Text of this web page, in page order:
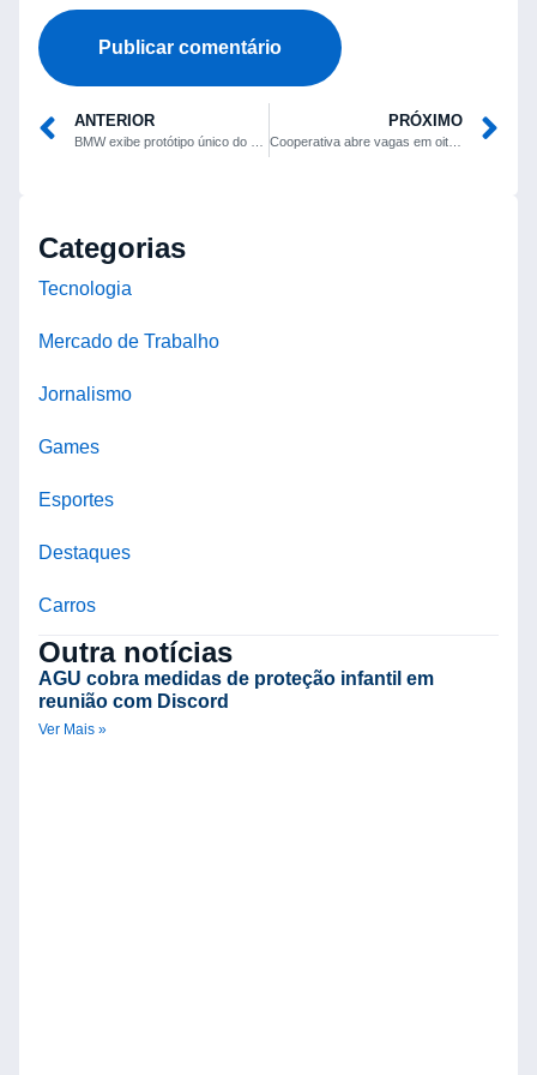
ANTERIOR
BMW exibe protótipo único do M5 CSL no evento Ultrace, na Alemanha
PRÓXIMO
Cooperativa abre vagas em oito cidades do ES e três em MG; inscrições terminam em 3 de maio
Categorias
Tecnologia
Mercado de Trabalho
Jornalismo
Games
Esportes
Destaques
Carros
Outra notícias
AGU cobra medidas de proteção infantil em
reunião com Discord
Ver Mais »